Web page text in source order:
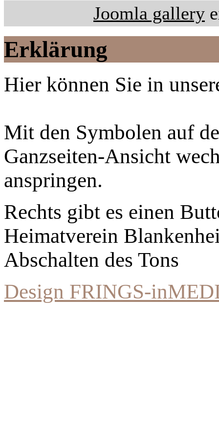
Joomla gallery
Erklärung
Hier können Sie in
Mit den Symbolen auf
Ganzseiten-Ansicht
anspringen.
Rechts gibt es einen
Heimatverein
Abschalten des Tons
Design FRINGS-